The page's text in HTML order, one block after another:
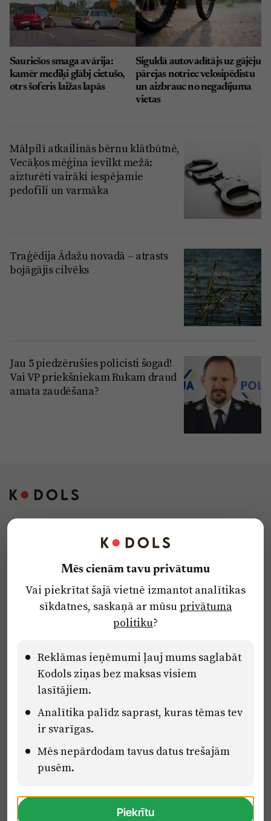
Sauriešos smaga avārija:
kamēr mediķi glābj cietušo,
otrs šoferis laižas lapās
Siguldā autovadītājs uz gājēju
pārejas notriec velosipēdistu
un aizbrauc no negadījuma
vietas
Mālpilī atkailinās bērnu klātbūtnē,
Vecāķos mēģina ievilkt mežā:
aizturēti vairāki iespējamie
pedofili un varmāka
Traģēdija Ādažu novadā – atrasts
bojāgājis cilvēks
Jau 5 piedzērušies policisti šogad!
Vai VP priekšniekam Rukam draud
amata zaudēšana?
Privātuma politika
Ētikas kodekss
Pārredzamības paziņojumi
Eiropas Savienības Atveseļošanas un noturības mehānisma plāna
2.2. reformu un investīciju virziena “Uzņēmumu digitālā
transformācija un inovācijas” 2.2.1.5.i. investīcijas “Mediju nozares
uzņēmumu digitālās transformācijas veicināšana” pasākuma
“Mācības mediju nozares speciālistu digitālās kompetences un
zināšanu pilnveidošanai” projektā Latvijas Mediju nozares
kompetenču centrs (2.2.1.5.i.0/2/24/A/CFLA/001).
Mēs cienām tavu privātumu
Vai piekrītat šajā vietnē izmantot analītikas
sīkdatnes, saskaņā ar mūsuprivātuma
politiku?
Reklāmas ieņēmumi ļauj mums saglabāt
Kodols ziņas bez maksas visiem
lasītājiem.
Analītika palīdz saprast, kuras tēmas tev
ir svarīgas.
Mēs nepārdodam tavus datus trešajām
pusēm.
Piekrītu